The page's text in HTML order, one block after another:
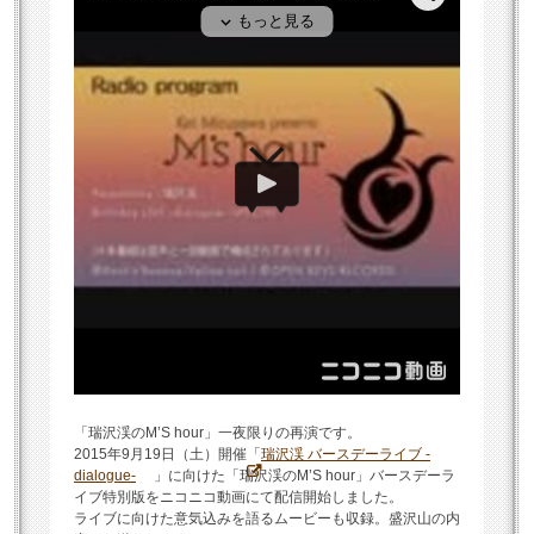
「瑞沢渓のM’S hour」一夜限りの再演です。
2015年9月19日（土）開催「 瑞沢渓 バースデーライブ -
dialogue-
」に向けた「瑞沢渓のM’S hour」バースデーラ
イブ特別版をニコニコ動画にて配信開始しました。
ライブに向けた意気込みを語るムービーも収録。盛沢山の内